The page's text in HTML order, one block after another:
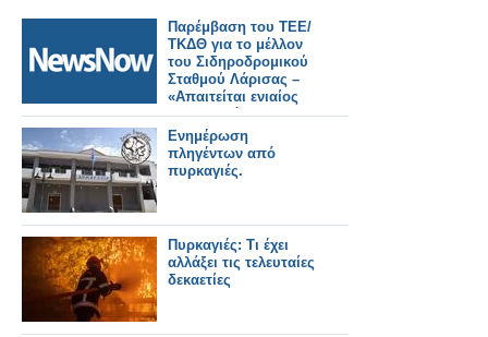
Παρέμβαση του ΤΕΕ/
ΤΚΔΘ για το μέλλον
του Σιδηροδρομικού
Σταθμού Λάρισας –
«Απαιτείται ενιαίος
σχεδιασμός για την
πόλη».
Ενημέρωση
πληγέντων από
πυρκαγιές.
Πυρκαγιές: Τι έχει
αλλάξει τις τελευταίες
δεκαετίες